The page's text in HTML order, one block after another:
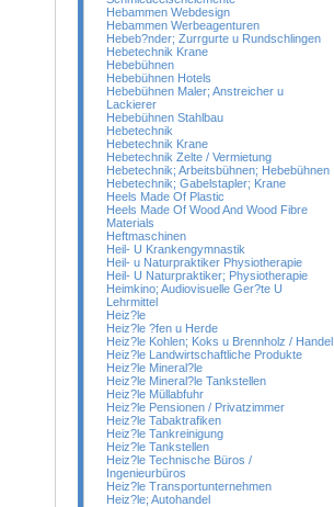
Hebammen Webdesign
Hebammen Werbeagenturen
Hebeb?nder; Zurrgurte u Rundschlingen
Hebetechnik Krane
Hebebühnen
Hebebühnen Hotels
Hebebühnen Maler; Anstreicher u
Lackierer
Hebebühnen Stahlbau
Hebetechnik
Hebetechnik Krane
Hebetechnik Zelte / Vermietung
Hebetechnik; Arbeitsbühnen; Hebebühnen
Hebetechnik; Gabelstapler; Krane
Heels Made Of Plastic
Heels Made Of Wood And Wood Fibre
Materials
Heftmaschinen
Heil- U Krankengymnastik
Heil- u Naturpraktiker Physiotherapie
Heil- U Naturpraktiker; Physiotherapie
Heimkino; Audiovisuelle Ger?te U
Lehrmittel
Heiz?le
Heiz?le ?fen u Herde
Heiz?le Kohlen; Koks u Brennholz / Handel
Heiz?le Landwirtschaftliche Produkte
Heiz?le Mineral?le
Heiz?le Mineral?le Tankstellen
Heiz?le Müllabfuhr
Heiz?le Pensionen / Privatzimmer
Heiz?le Tabaktrafiken
Heiz?le Tankreinigung
Heiz?le Tankstellen
Heiz?le Technische Büros /
Ingenieurbüros
Heiz?le Transportunternehmen
Heiz?le; Autohandel